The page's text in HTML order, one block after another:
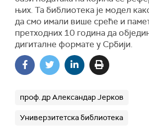
њих. Та библиотека је модел
да смо имали више среће и
претходних 10 година да
дигиталне формате у Србији.
проф. др Александар Јерков
Универзитетска библиотека